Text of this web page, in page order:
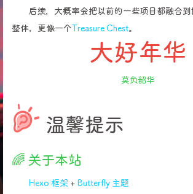
后续，大概率会把以前的一些项目都融合到
整体，更像一个Treasure Chest。
大好年华
莫负韶华
温馨提示
🌈 关于本站
Hexo 框架 + Butterfly 主题